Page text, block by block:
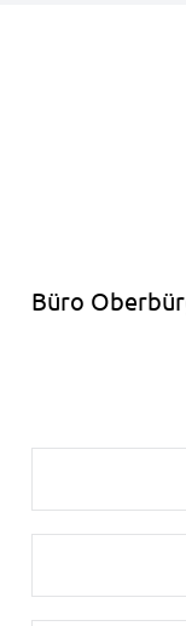
Büro